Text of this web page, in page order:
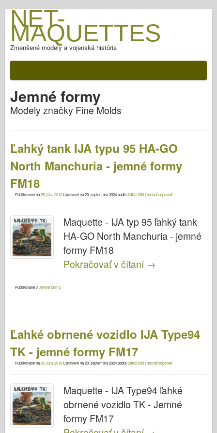
NET-
MAQUETTES
Zmenšené modely a vojenská história
Jemné formy
Modely značky Fine Molds
Ľahký tank IJA typu 95 HA-GO
North Manchuria - jemné formy
FM18
Publikované na25. júna 2012Upravené na20. septembra 2024podľaSdKfz.000|nechať odpoveď
Maquette - IJA typ 95 ľahký tank
HA-GO North Manchuria - jemné
formy FM18
Pokračovať v čítaní →
Publikované vJemné formy.
Ľahké obrnené vozidlo IJA Type94
TK - jemné formy FM17
Publikované na25. júna 2012Upravené na20. septembra 2024podľaSdKfz.000|nechať odpoveď
Maquette - IJA Type94 ľahké
obrnené vozidlo TK - Jemné
formy FM17